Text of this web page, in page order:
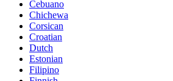
Cebuano
Chichewa
Corsican
Croatian
Dutch
Estonian
Filipino